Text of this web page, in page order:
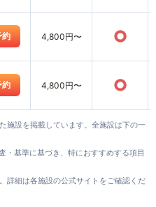
約 4,800円〜 ○
約 4,800円〜 ○
施設を掲載しています。全施設は下の一
・基準に基づき、特におすすめする項目
詳細は各施設の公式サイトをご確認くだ